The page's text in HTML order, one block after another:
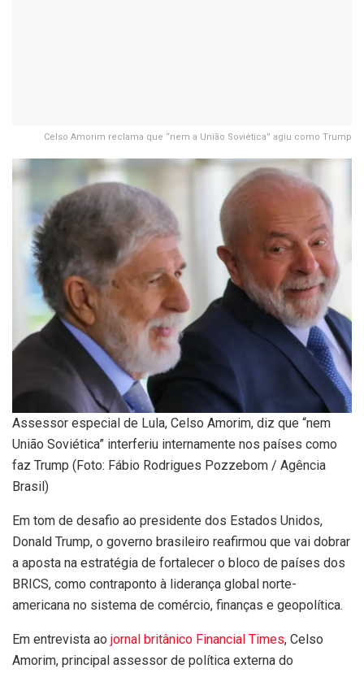
Celso Amorim reclama que “nem a União Soviética” agiu como Trump
Assessor especial de Lula, Celso Amorim, diz que “nem
União Soviética” interferiu internamente nos países como
faz Trump (Foto: Fábio Rodrigues Pozzebom / Agência
Brasil)
Em tom de desafio ao presidente dos Estados Unidos,
Donald Trump, o governo brasileiro reafirmou que vai dobrar
a aposta na estratégia de fortalecer o bloco de países dos
BRICS, como contraponto à liderança global norte-
americana no sistema de comércio, finanças e geopolítica.
Em entrevista ao jornal britânico Financial Times, Celso
Amorim, principal assessor de política externa do